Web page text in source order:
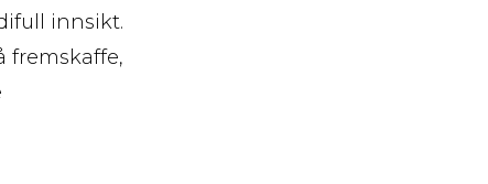
innsikt.
fremskaffe,